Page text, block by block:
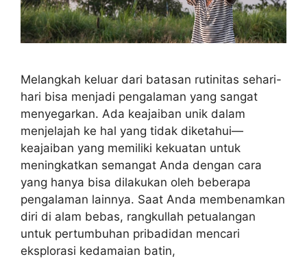
Melangkah keluar dari batasan rutinitas sehari-
hari bisa menjadi pengalaman yang sangat
menyegarkan. Ada keajaiban unik dalam
menjelajah ke hal yang tidak diketahui—
keajaiban yang memiliki kekuatan untuk
meningkatkan semangat Anda dengan cara
yang hanya bisa dilakukan oleh beberapa
pengalaman lainnya. Saat Anda membenamkan
diri di alam bebas, rangkullah petualangan
untuk pertumbuhan pribadidan mencari
eksplorasi kedamaian batin,